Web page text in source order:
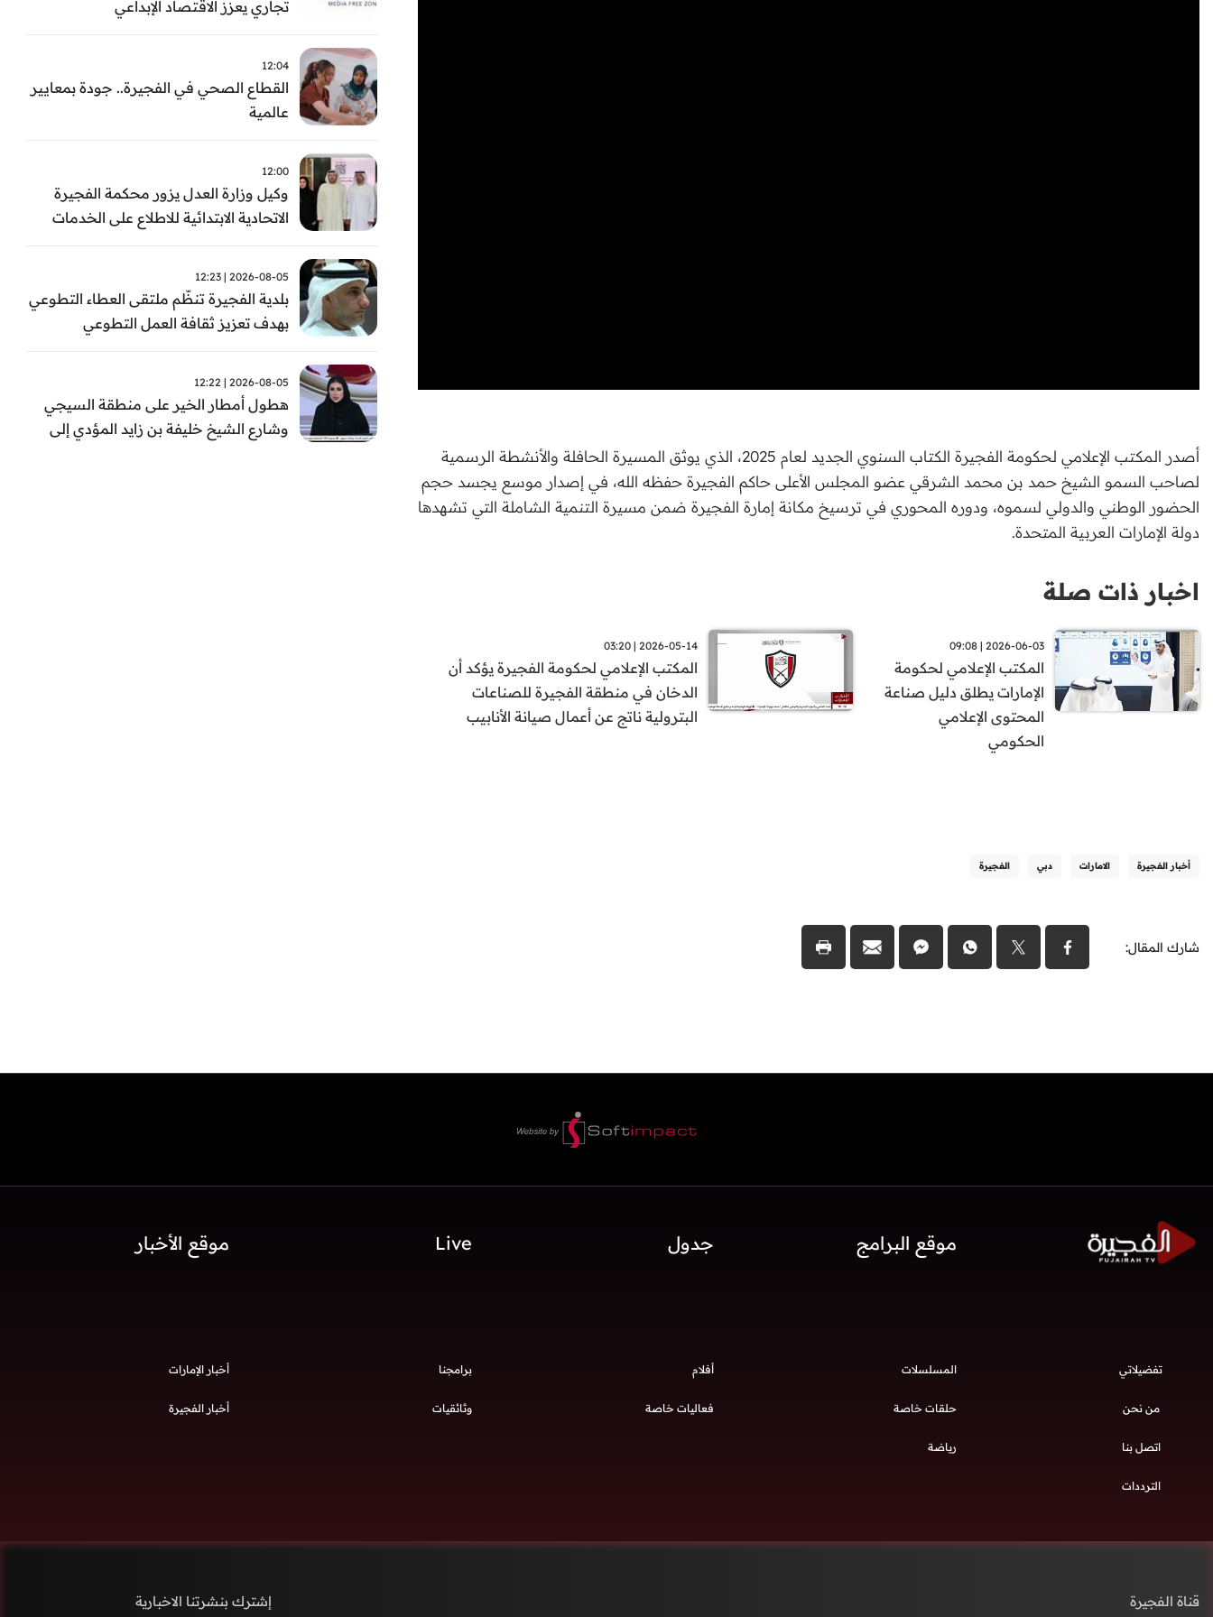
أصدر المكتب الإعلامي لحكومة الفجيرة الكتاب السنوي الجديد لعام 2025، الذي يوثق المسيرة الحافلة والأنشطة الرسمية
لصاحب السمو الشيخ حمد بن محمد الشرقي عضو المجلس الأعلى حاكم الفجيرة حفظه الله، في إصدار موسع يجسد حجم
الحضور الوطني والدولي لسموه، ودوره المحوري في ترسيخ مكانة إمارة الفجيرة ضمن مسيرة التنمية الشاملة التي تشهدها
دولة الإمارات العربية المتحدة.
اخبار ذات صلة
2026-06-03 | 09:08
المكتب الإعلامي لحكومة
الإمارات يطلق دليل صناعة
المحتوى الإعلامي
الحكومي
2026-05-14 | 03:20
المكتب الإعلامي لحكومة الفجيرة يؤكد أن
الدخان في منطقة الفجيرة للصناعات
البترولية ناتج عن أعمال صيانة الأنابيب
أخبار الفجيرة الامارات دبي الفجيرة
شارك المقال:
تجاري يعزز الاقتصاد الإبداعي
12:04
القطاع الصحي في الفجيرة.. جودة بمعايير
عالمية
12:00
وكيل وزارة العدل يزور محكمة الفجيرة
الاتحادية الابتدائية للاطلاع على الخدمات
التشغيلية وتطويرها
2026-08-05 | 12:23
بلدية الفجيرة تنظّم ملتقى العطاء التطوعي
بهدف تعزيز ثقافة العمل التطوعي
2026-08-05 | 12:22
هطول أمطار الخير على منطقة السيجي
وشارع الشيخ خليفة بن زايد المؤدي إلى
موقع البرامج جدول Live موقع الأخبار
تفضيلاتي
من نحن
اتصل بنا
الترددات
المسلسلات أفلام برامجنا
حلقات خاصة فعاليات خاصة وثائقيات
رياضة
أخبار الإمارات
أخبار الفجيرة
قناة الفجيرة إشترك بنشرتنا الاخبارية